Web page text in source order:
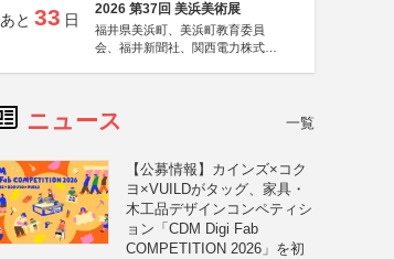
あと 33 日
2026 第37回 美浜美術展
福井県美浜町、美浜町教育委員
会、福井新聞社、関西電力株式会
ニュース 一覧
【公募情報】カインズ×コク
ヨ×VUILDがタッグ、家具・
木工品デザインコンペティシ
ョン「CDM Digi Fab
COMPETITION 2026」を初